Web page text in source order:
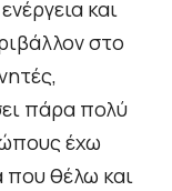
και
στο
πάρα πολύ
έχω
που θέλω και